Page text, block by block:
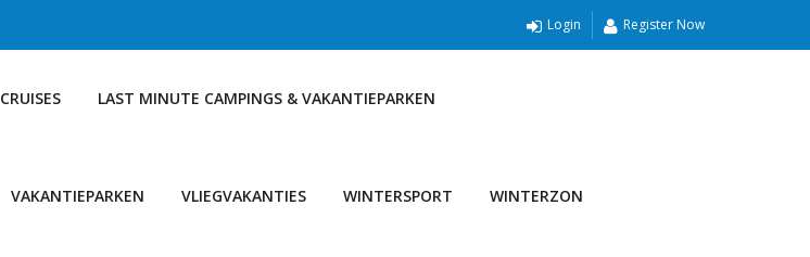
Login Register Now
CRUISES LAST MINUTE CAMPINGS & VAKANTIEPARKEN
VAKANTIEPARKEN VLIEGVAKANTIES WINTERSPORT WINTERZON